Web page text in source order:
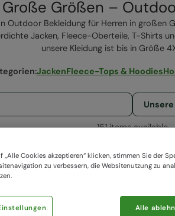
Große Größen –
Outdoor Bekleidung für Herren in großen
Jacken, Fleece-Oberteile, T-Shirts
unsere Kleidung ist bis in Größe
:JackenFleece-Tops & Hoodies
151 items available
„Alle Cookies akzeptieren“ klicken, stimmen Sie der
zu verbessern, die Websitenutzung zu
Alle